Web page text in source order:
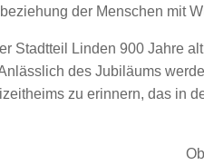
der Menschen mit
Stadtteil Linden 900 Jahre
des Jubiläums
zu erinnern, das in